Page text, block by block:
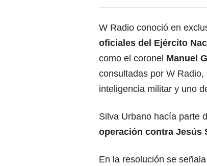
W Radio conoció en
oficiales del Ejército
como el coronel Manuel
consultadas por W
inteligencia militar y uno
Silva Urbano hacía parte
operación contra Jesús
En la resolución se